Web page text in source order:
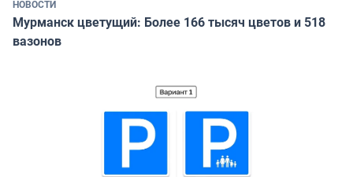
НОВОСТИ
Мурманск цветущий: Более 166 тысяч цветов и 518
вазонов